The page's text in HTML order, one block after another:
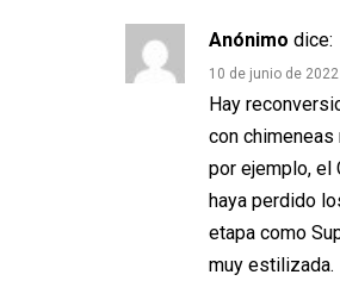
Anónimo dice:
10 de junio de
Hay
con
por ejemplo, el
haya perdido
etapa como
muy estilizada.